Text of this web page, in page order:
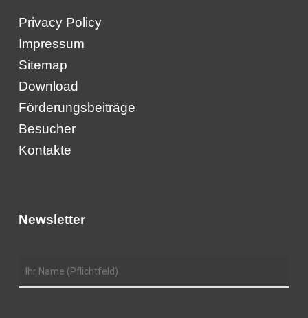
Privacy Policy
Impressum
Sitemap
Download
Förderungsbeiträge
Besucher
Kontakte
Newsletter